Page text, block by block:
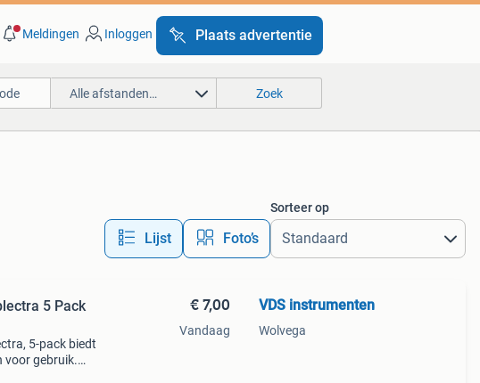
Meldingen Inloggen Plaats advertentie
Alle afstanden… Zoek
Lijst Foto’s
Sorteer op
5 Pack
5-pack biedt
voor gebruik.
€ 7,00
Vandaag
VDS instrumenten
Wolvega